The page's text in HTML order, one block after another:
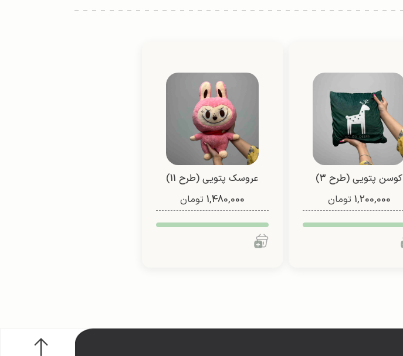
کوسن پتویی (طرح 3)
1,200,000 تومان
عروسک پتویی (طرح 11)
1,480,000 تومان